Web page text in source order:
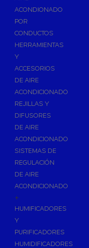
Wellness
Calefacción y A.C.S
Accesorios de
Vasos de
Termometros
Otros accesorios
Accesorios de
Tapones,
Soportes para
Acumuladores e
Bombas
Bombas de
Bombas Simples
Calderas
Grupos Térmicos
ACONDIONADO
POR
CONDUCTOS
HERRAMIENTAS
Y
ACCESORIOS
DE AIRE
ACONDICIONADO
REJILLAS Y
DIFUSORES
DE AIRE
ACONDICIONADO
SISTEMAS DE
REGULACIÓN
DE AIRE
ACONDICIONADO
+
HUMIFICADORES
Y
PURIFICADORES
HUMIDIFICADORES